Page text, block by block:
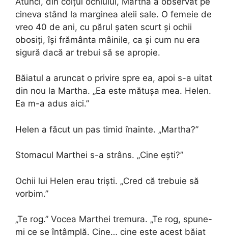
cineva stând la marginea aleii sale. O femeie de
vreo 40 de ani, cu părul șaten scurt și ochii
obosiți, își frământa mâinile, ca și cum nu era
sigură dacă ar trebui să se apropie.
Băiatul a aruncat o privire spre ea, apoi s-a uitat
din nou la Martha. „Ea este mătușa mea. Helen.
Ea m-a adus aici.”
Helen a făcut un pas timid înainte. „Martha?”
Stomacul Marthei s-a strâns. „Cine ești?”
Ochii lui Helen erau triști. „Cred că trebuie să
vorbim.”
„Te rog.” Vocea Marthei tremura. „Te rog, spune-
mi ce se întâmplă. Cine… cine este acest băiat